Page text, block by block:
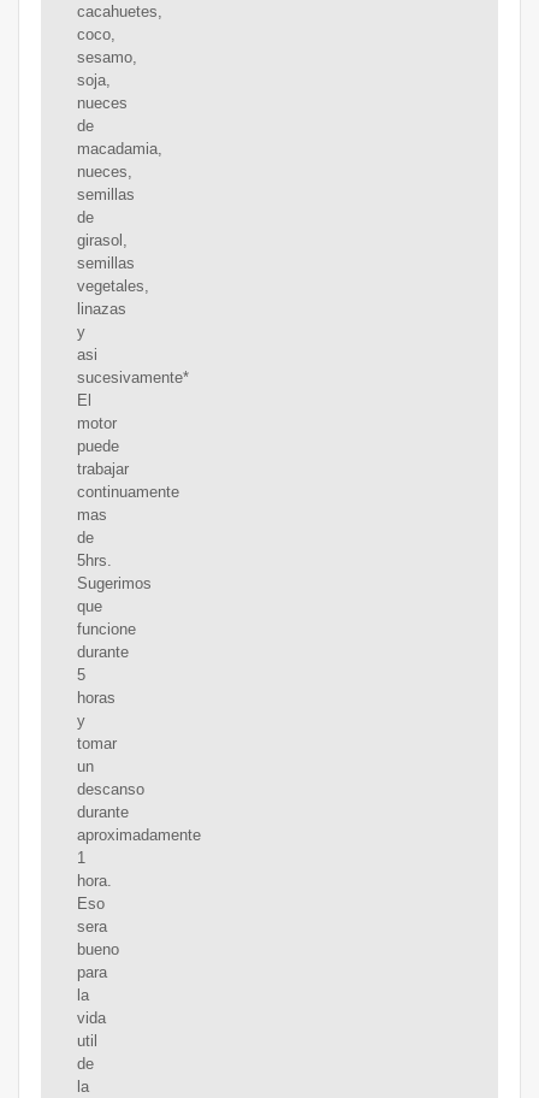
cacahuetes,
coco,
sesamo,
soja,
nueces
de
macadamia,
nueces,
semillas
de
girasol,
semillas
vegetales,
linazas
y
asi
sucesivamente*
El
motor
puede
trabajar
continuamente
mas
de
5hrs.
Sugerimos
que
funcione
durante
5
horas
y
tomar
un
descanso
durante
aproximadamente
1
hora.
Eso
sera
bueno
para
la
vida
util
de
la